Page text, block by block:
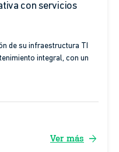
con servicios
de su infraestructura TI
integral, con un
Ver más arrow_forward